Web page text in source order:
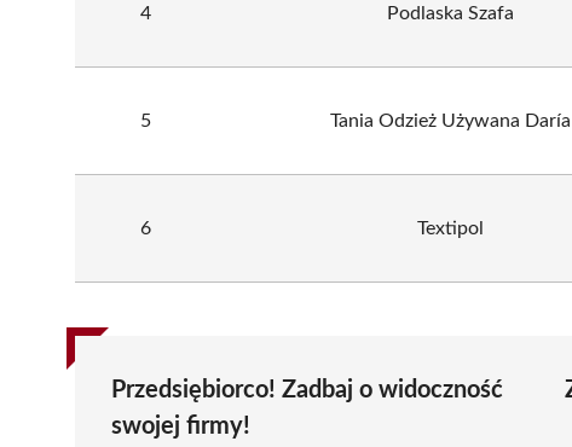
4 Podlaska Szafa
5 Tania Odzież Używana Daría
6 Textipol
Przedsiębiorco! Zadbaj o widoczność
swojej firmy!